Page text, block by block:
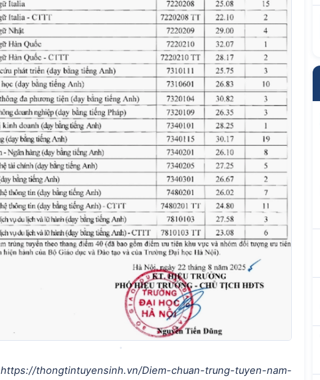
https://thongtintuyensinh.vn/Diem-chuan-trung-tuyen-nam-